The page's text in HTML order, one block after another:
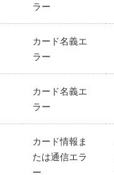
ラー
カード名義エ
ラー
カード名義エ
ラー
カード情報ま
たは通信エラ
ー